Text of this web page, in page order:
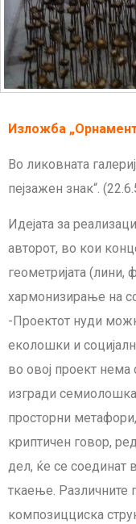
Изложба
Во ликовната
пејзажен знак“.
Идејата за
авторот, во кои
геометријата (лини,
хармонизирање на
-Проектот нуди
еколошки и
во овој проект нема
изгради
просторни
криптичен говор,
дел, ќе се соединат
ткаење. Различните
композицциска